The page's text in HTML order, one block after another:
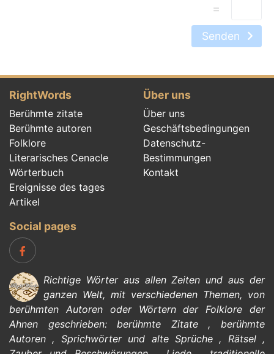
=
Senden
RightWords
Berühmte zitate
Berühmte autoren
Folklore
Literarisches Cenacle
Wörterbuch
Ereignisse des tages
Artikel
Über uns
Über uns
Geschäftsbedingungen
Datenschutz-
Bestimmungen
Kontakt
Social pages
Richtige Wörter aus allen Zeiten und aus der
ganzen Welt, mit verschiedenen Themen, von
berühmten Autorenoder Wörtern der Folklore der
Ahnen geschrieben: berühmte Zitate, berühmte
Autoren , Sprichwörter und alte Sprüche, Rätsel,